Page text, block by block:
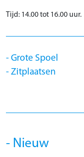
Tijd: 14.00 tot 16.00 uur.
Grote Spoel
Zitplaatsen
Nieuw